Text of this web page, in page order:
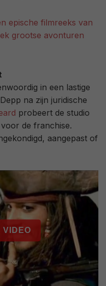
epische filmreeks van
grootse avonturen
in een lastige
na zijn juridische
probeert de studio
de franchise.
aangepast of